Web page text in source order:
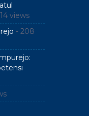
views
- 208